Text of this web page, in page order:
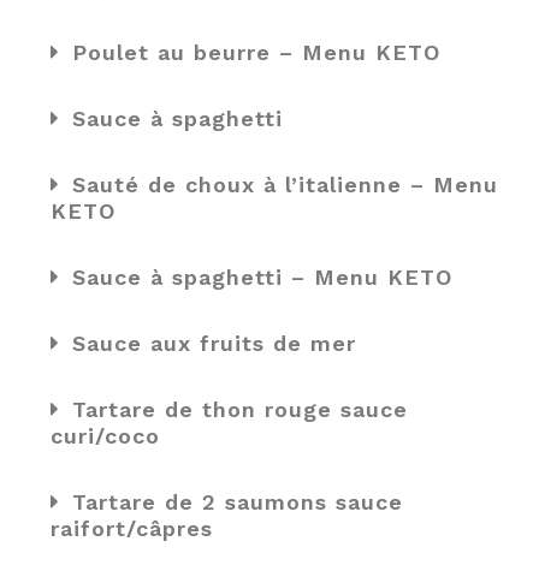
Poulet au beurre – Menu KETO
Sauce à spaghetti
Sauté de choux à l’italienne – Menu
KETO
Sauce à spaghetti – Menu KETO
Sauce aux fruits de mer
Tartare de thon rouge sauce
curi/coco
Tartare de 2 saumons sauce
raifort/câpres